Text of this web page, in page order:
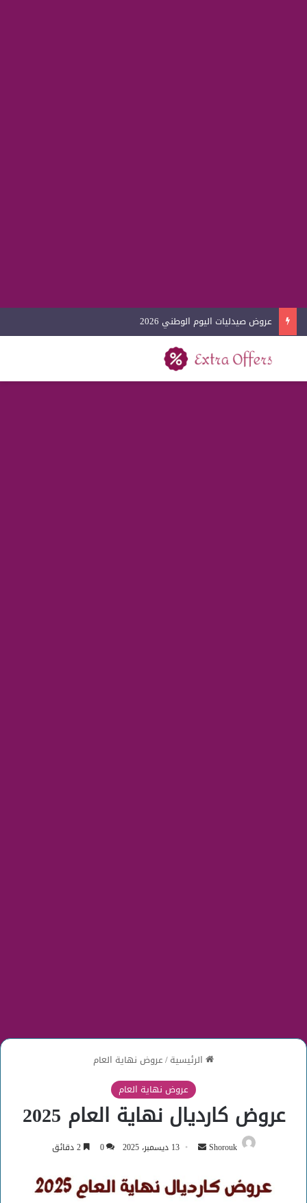
عروض آيفون اليوم الوطني 2026
بحث عن
الرئيسية/عروض نهاية العام
عروض نهاية العام
عروض كارديال نهاية العام 2025
Shorouk
أرسل
إلكترونيا
13 ديسمبر، 2025 0 2 دقائق